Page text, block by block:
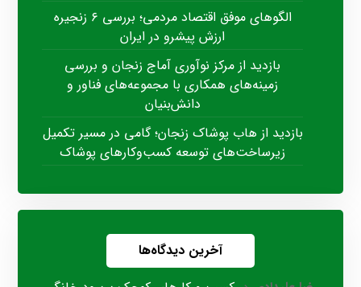
الگوهای موفق اقتصاد مردمی؛ بررسی ۶ زنجیره
ارزش پیشرو در ایران
بازدید از مرکز نوآوری آماج زنجان و بررسی
زمینه‌های همکاری با مجموعه‌های فناور و
دانش‌بنیان
بازدید از هاب پوشاک زنجان؛ گامی در مسیر تکمیل
زیرساخت‌های توسعه کسب‌وکارهای پوشاک
آخرین دیدگاه‌ها